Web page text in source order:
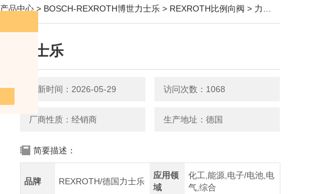
产品中心 > BOSCH-REXROTH博世力士乐 > REXROTH比例向阀 > 力士乐
力士乐
更新时间：2026-05-29 访问次数：1068
厂商性质：经销商 生产地址：德国
简要描述：
品牌 REXROTH/德国力士乐
应用领
域
化工,能源,电子/电池,电
气,综合